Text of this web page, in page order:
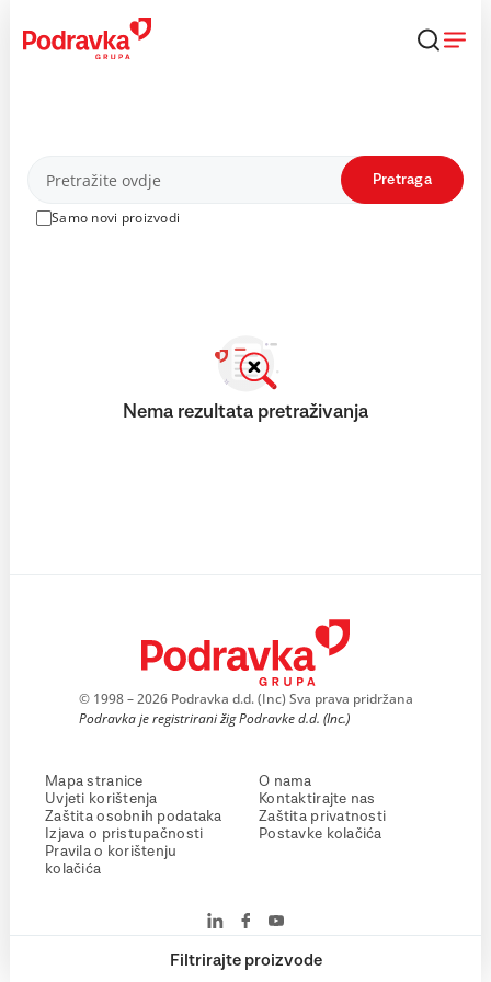
content
Proizvodi
Samo novi proizvodi
Pretraga
Filtrirajte proizvode
Nema rezultata pretraživanja
© 1998 – 2026 Podravka d.d. (Inc) Sva prava pridržana
Podravka je registrirani žig Podravke d.d. (Inc.)
Mapa stranice
Uvjeti korištenja
Zaštita osobnih podataka
Izjava o pristupačnosti
Pravila o korištenju
kolačića
O nama
Kontaktirajte nas
Zaštita privatnosti
Postavke kolačića